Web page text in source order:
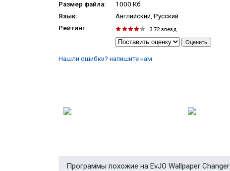
Размер файла:
1000 Кб
Язык:
Английский, Русский
Рейтинг:
3.72 звезд
Нашли ошибки? напишите нам
Программы похожие на EvJO Wallpaper Changer